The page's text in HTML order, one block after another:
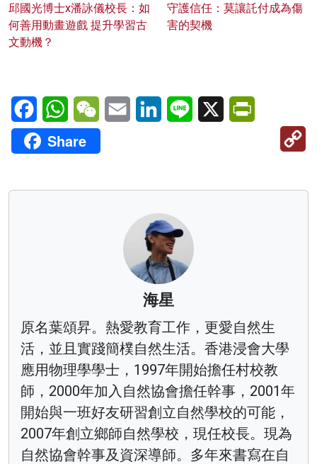
邱國光博士x潘詠儀校長：如
何善用動畫遊戲 提升學習古
文動機？
守護信任：莫讓託付成為傷
害的契機
FacebookWhatsAppWeChatEmail LinkedInLine X
Share
海星
原名葉頌昇。熱愛教育工作，更愛自然生
活，並且實踐簡樸自然生活。香港浸會大學
應用物理學學士，1997年開始擔任村校教
師，2000年加入自然協會擔任幹事，2001年
開始與一班好友研習創立自然學校的可能，
2007年創立鄉師自然學校，現任校長。現為
自然協會幹事及資深導師。多年來書寫在自